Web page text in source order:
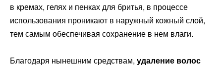
в кремах, гелях и пенках для бритья, в процессе
использования проникают в наружный кожный слой,
тем самым обеспечивая сохранение в нем влаги.
Благодаря нынешним средствам, удаление волос